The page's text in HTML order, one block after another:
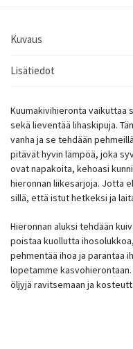
Kuvaus
Lisätiedot
Kuumakivihieronta vaikuttaa
sekä lieventää lihaskipuja.
vanha ja se tehdään
pitävät hyvin lämpöä, joka
ovat napakoita, kehoasi
hieronnan liikesarjoja. Jotta
sillä, että istut hetkeksi ja
Hieronnan aluksi tehdään
poistaa kuollutta
pehmentää ihoa ja parantaa
lopetamme
öljyjä ravitsemaan ja